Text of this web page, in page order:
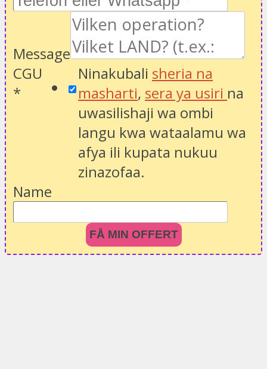
Message
CGU
*
Ninakubali sheria na
masharti, sera ya usiri na
uwasilishaji wa ombi
langu kwa wataalamu wa
afya ili kupata nukuu
zinazofaa.
Name
FÅ MIN OFFERT